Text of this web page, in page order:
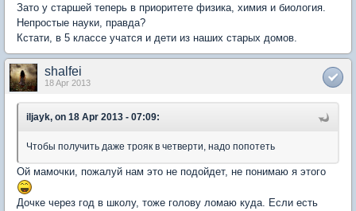
Зато у старшей теперь в приоритете физика, химия и биология.
Непростые науки, правда?
Кстати, в 5 классе учатся и дети из наших старых домов.
shalfei
18 Apr 2013
iljayk, on 18 Apr 2013 - 07:09:
Чтобы получить даже трояк в четверти, надо попотеть
Ой мамочки, пожалуй нам это не подойдет, не понимаю я этого
Дочке через год в школу, тоже голову ломаю куда. Если есть